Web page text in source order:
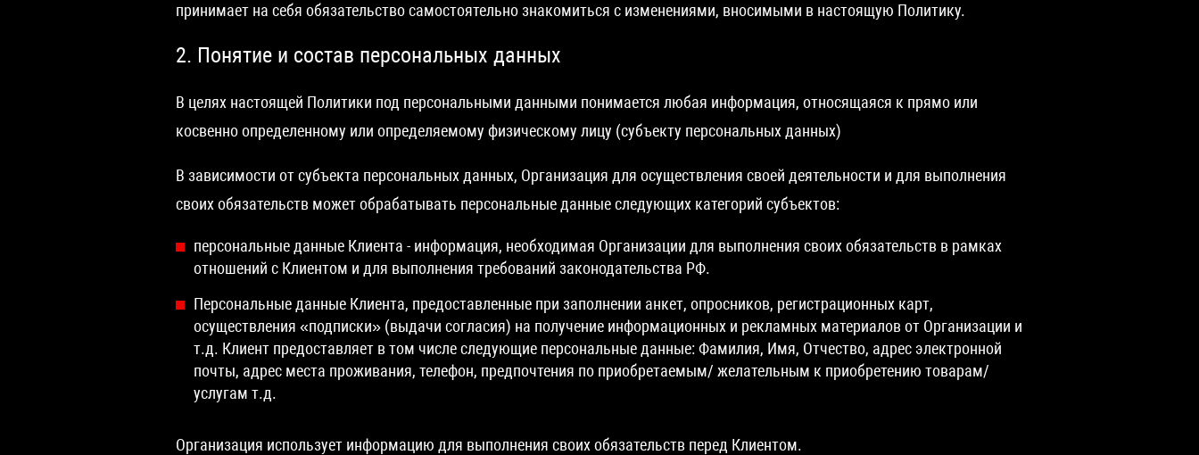
принимает на себя обязательство самостоятельно знакомиться с изменениями, вносимыми в настоящую Политику.
2. Понятие и состав персональных данных
В целях настоящей Политики под персональными данными понимается любая информация, относящаяся к прямо или
косвенно определенному или определяемому физическому лицу (субъекту персональных данных)
В зависимости от субъекта персональных данных, Организация для осуществления своей деятельности и для выполнения
своих обязательств может обрабатывать персональные данные следующих категорий субъектов:
персональные данные Клиента - информация, необходимая Организации для выполнения своих обязательств в рамках
отношений с Клиентом и для выполнения требований законодательства РФ.
Персональные данные Клиента, предоставленные при заполнении анкет, опросников, регистрационных карт,
осуществления «подписки» (выдачи согласия) на получение информационных и рекламных материалов от Организации и
т.д. Клиент предоставляет в том числе следующие персональные данные: Фамилия, Имя, Отчество, адрес электронной
почты, адрес места проживания, телефон, предпочтения по приобретаемым/ желательным к приобретению товарам/
услугам т.д.
Организация использует информацию для выполнения своих обязательств перед Клиентом.